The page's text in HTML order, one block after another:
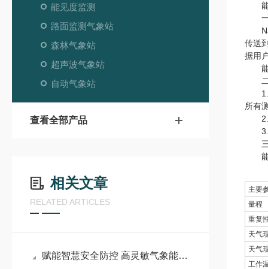
能见度监测
路面监测气象站
森林气象站
超声波气象站
自动气象站
查看全部产品
相关文章
RELATED ARTICLES
赋能智慧安全防控 高灵敏气象能见度监测系统守护全域通行安全
能
一
传送
据用
能
二
1.能
所有
2.
3.太
三
能
主要
量程
重复
天气
天气
工作